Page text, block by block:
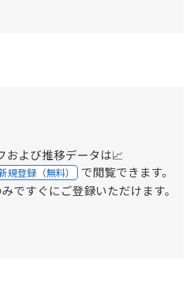
および推移データは📈
規登録（無料） で閲覧できます。
ですぐにご登録いただけます。